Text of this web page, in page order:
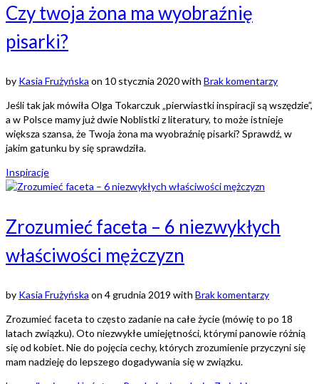
Czy twoja żona ma wyobraźnię
pisarki?
by Kasia Frużyńska on 10 stycznia 2020with Brak komentarzy
Jeśli tak jak mówiła Olga Tokarczuk „pierwiastki inspiracji są wszędzie”,
a w Polsce mamy już dwie Noblistki z literatury, to może istnieje
większa szansa, że Twoja żona ma wyobraźnię pisarki? Sprawdź, w
jakim gatunku by się sprawdziła.
Inspiracje
Zrozumieć faceta – 6 niezwykłych
właściwości mężczyzn
by Kasia Frużyńska on 4 grudnia 2019 with Brak komentarzy
Zrozumieć faceta to często zadanie na całe życie (mówię to po 18
latach związku). Oto niezwykłe umiejętności, którymi panowie różnią
się od kobiet. Nie do pojęcia cechy, których zrozumienie przyczyni się
mam nadzieję do lepszego dogadywania się w związku.